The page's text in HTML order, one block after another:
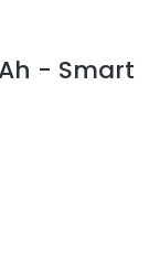
- Smart